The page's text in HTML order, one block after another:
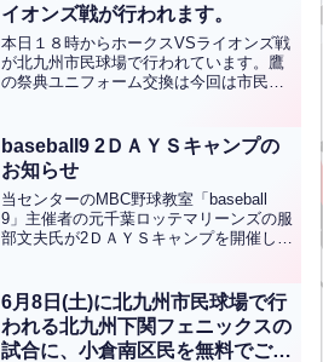
イオンズ戦が行われます。
本日１８時からホークスVSライオンズ戦
が北九州市民球場で行われています。鷹
の祭典ユニフォーム交換は今回は市民球
現在芝生養生中で使えませんので、お間
違いのないようお気を付け...全文はクリ
ック
baseball9 2ＤＡＹＳキャンプの
お知らせ
当センターのMBC野球教室「baseball
9」主催者の元千葉ロッテマリーンズの服
部文夫氏が2ＤＡＹＳキャンプを開催しま
場 9時～13時参加費：8000...全文はクリ
ック
6月8日(土)に北九州市民球場で行
われる北九州下関フェニックスの
試合に、小倉南区民を無料でご招